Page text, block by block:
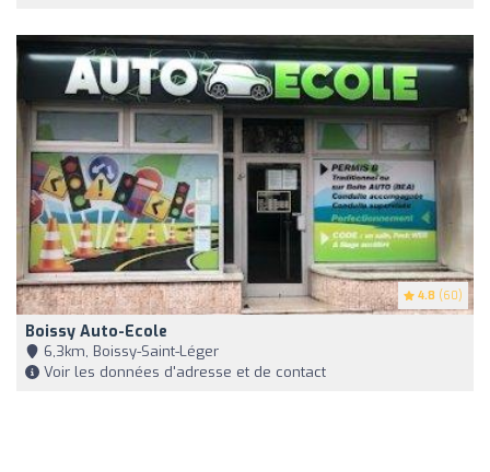
4.8 (60)
Boissy Auto-Ecole
6,3km, Boissy-Saint-Léger
Voir les données d'adresse et de contact